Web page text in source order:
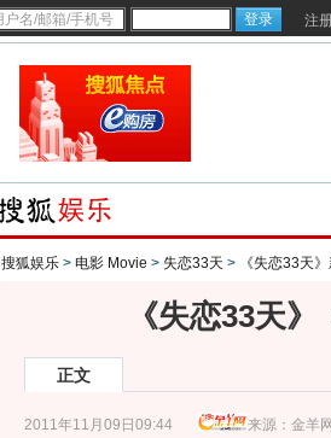
注
搜狐娱乐 > 电影 Movie > 失恋33天 > 《失恋33天
《失恋33天
正文
2011年11月09日09:44 来源： 金羊